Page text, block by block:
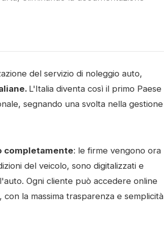
del servizio di noleggio auto,
L'Italia diventa così il primo Paese
segnando una svolta nella gestione
completamente: le firme vengono ora
del veicolo, sono digitalizzati e
Ogni cliente può accedere online
la massima trasparenza e semplicità